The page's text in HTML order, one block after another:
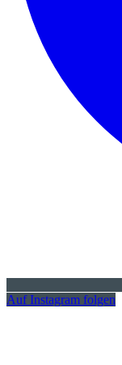
Auf Instagram folgen